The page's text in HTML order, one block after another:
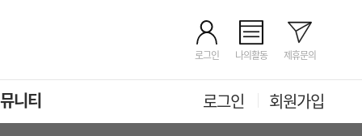
로그인 나의활동 제휴문의
니티 로그인 회원가입